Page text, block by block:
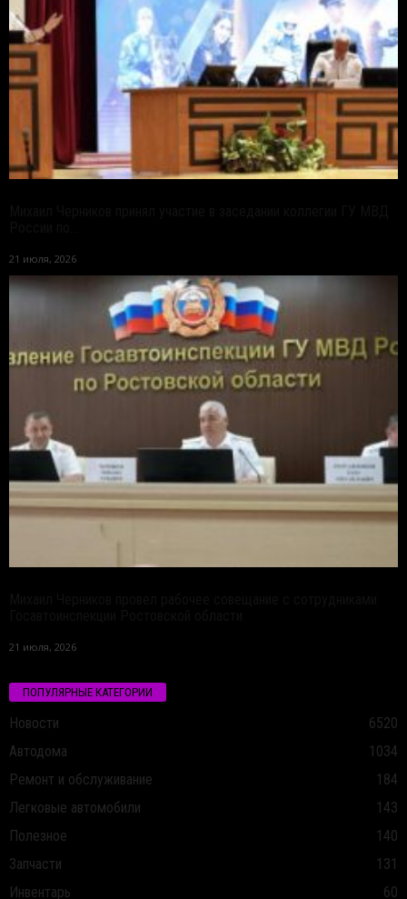
21 июля, 2026
21 июля, 2026
ПОПУЛЯРНЫЕ КАТЕГОРИИ
Новости
6520
Автодома
1034
Ремонт и обслуживание
184
Легковые автомобили
143
Полезное
140
Запчасти
131
Инвентарь
60